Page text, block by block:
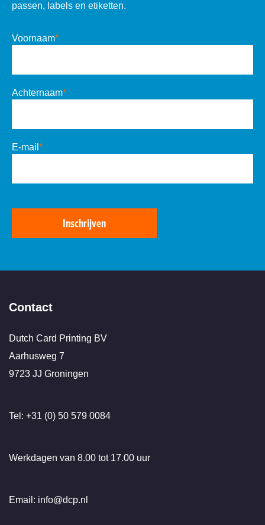
passen, labels en etiketten.
Voornaam*
Achternaam*
E-mail *
Inschrijven
Contact
Dutch Card Printing BV
Aarhusweg 7
9723 JJ Groningen
Tel: +31 (0) 50 579 0084
Werkdagen van 8.00 tot 17.00 uur
Email: info@dcp.nl